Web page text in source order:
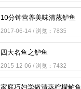
10分钟营养美味清蒸鲈鱼
2017-06-14 / 浏览：7835
四大名鱼之鲈鱼
2015-12-06 / 浏览：7432
家庭巧妇学做清蒸柠檬鲈鱼